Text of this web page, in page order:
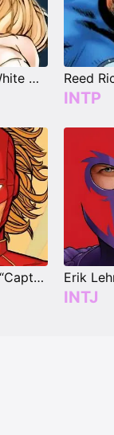
Emma Frost "White Queen"
INTP
Carol Danvers “Captain Marvel”
INTJ